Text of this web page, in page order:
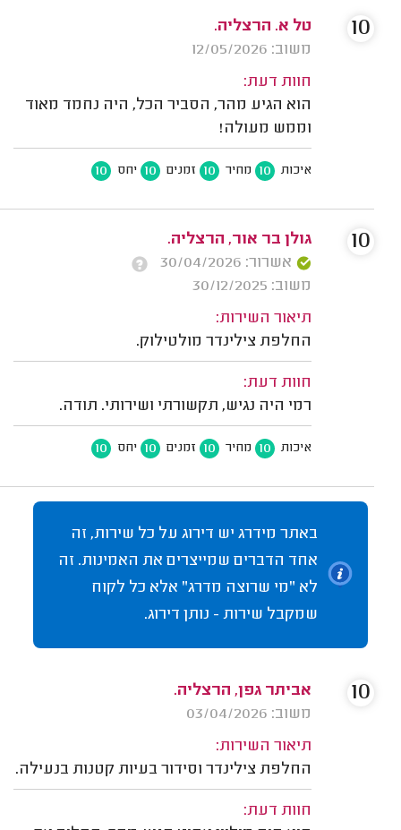
טל א. הרצליה.
משוב: 12/05/2026
חוות דעת:
הוא הגיע מהר, הסביר הכל, היה נחמד מאוד
וממש מעולה!
איכות 10 מחיר 10 זמנים 10 יחס 10
10
גולן בר אור, הרצליה.
אשרור: 30/04/2026
משוב: 30/12/2025
תיאור השירות:
החלפת צילינדר מולטילוק.
חוות דעת:
רמי היה נגיש, תקשורתי ושירותי. תודה.
איכות 10 מחיר 10 זמנים 10 יחס 10
10
באתר מידרג יש דירוג על כל שירות, זה
אחד הדברים שמייצרים את האמינות. זה
לא "מי שרוצה מדרג" אלא כל לקוח
שמקבל שירות - נותן דירוג.
אביתר גפן, הרצליה.
משוב: 03/04/2026
תיאור השירות:
החלפת צילינדר וסידור בעיות קטנות בנעילה.
חוות דעת:
10